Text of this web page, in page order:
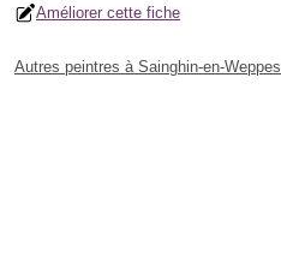
Améliorer cette fiche
Autres peintres à Sainghin-en-Weppes